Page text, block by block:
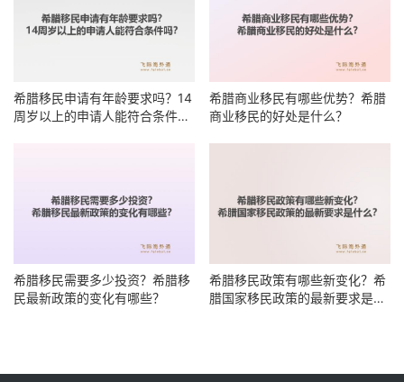
希腊移民申请有年龄要求吗？14
周岁以上的申请人能符合条件
希腊商业移民有哪些优势？希腊
商业移民的好处是什么？
希腊移民需要多少投资？希腊移
民最新政策的变化有哪些？
希腊移民政策有哪些新变化？希
腊国家移民政策的最新要求是什